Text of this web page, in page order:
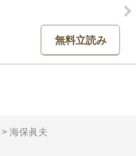
無料立読み
海保眞夫